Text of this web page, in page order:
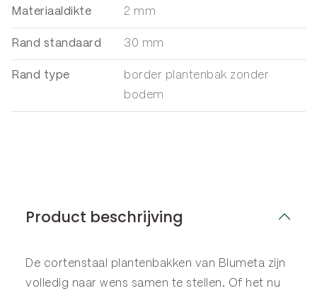
Materiaaldikte 2 mm
Rand standaard 30 mm
Rand type
border plantenbak zonder
bodem
Product beschrijving
De cortenstaal plantenbakken van Blumeta zijn
volledig naar wens samen te stellen. Of het nu